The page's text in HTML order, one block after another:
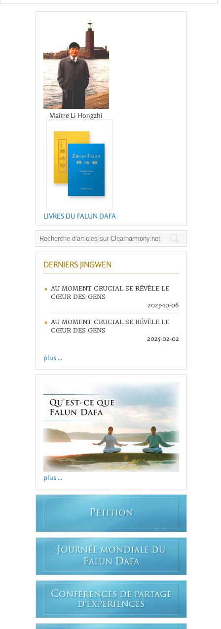
Maître Li Hongzhi
LIVRES DU FALUN DAFA
DERNIERS JINGWEN
AU MOMENT CRUCIAL SE RÉVÈLE LE
CŒUR DES GENS
2025-10-06
AU MOMENT CRUCIAL SE RÉVÈLE LE
CŒUR DES GENS
2025-02-02
plus ...
plus ...
PÉTITION
JOURNÉE MONDIALE DU
FALUN DAFA
CONFÉRENCES DE PARTAGE
D'EXPERIENCES